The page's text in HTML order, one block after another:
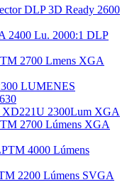
DLP 3D Ready 2600
2400 Lu. 2000:1 DLP
2700 Lmens XGA
LUMENES
2300Lum XGA
2700 Lúmens XGA
4000 Lúmens
2200 Lúmens SVGA